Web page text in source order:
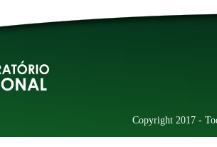
Copyright 2017 -